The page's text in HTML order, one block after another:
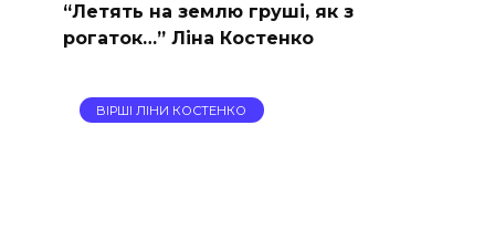
“Летять на землю груші, як з
рогаток…” Ліна Костенко
ВІРШІ ЛІНИ КОСТЕНКО